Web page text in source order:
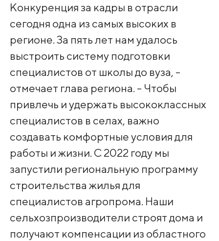
Конкуренция за кадры в отрасли
сегодня одна из самых высоких в
регионе. За пять лет нам удалось
выстроить систему подготовки
специалистов от школы до вуза, -
отмечает глава региона. - Чтобы
привлечь и удержать высококлассных
специалистов в селах, важно
создавать комфортные условия для
работы и жизни. С 2022 году мы
запустили региональную программу
строительства жилья для
специалистов агропрома. Наши
сельхозпроизводители строят дома и
получают компенсации из областного